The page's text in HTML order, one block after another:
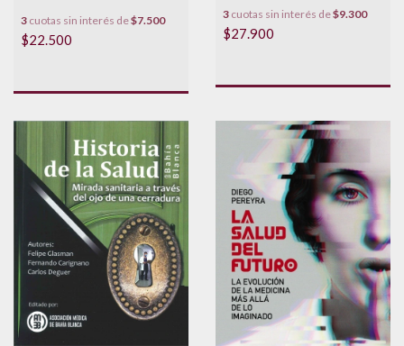
3 cuotas sin interés de$7.500
$22.500
3 cuotas sin interés de$9.300
$27.900